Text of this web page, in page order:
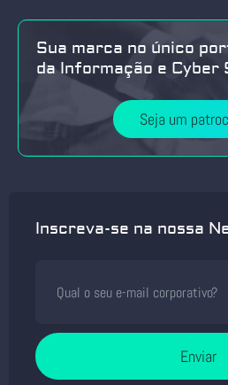
Sua marca no único
da Informação e Cyber
Seja um
Inscreva-se na nossa
Enviar